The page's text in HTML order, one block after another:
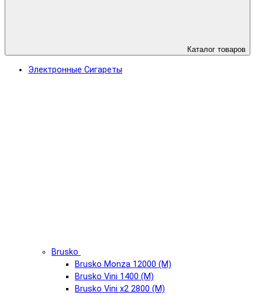
Каталог товаров
Электронные Сигареты
Brusko
Brusko Monza 12000 (М)
Brusko Vini 1400 (М)
Brusko Vini x2 2800 (М)